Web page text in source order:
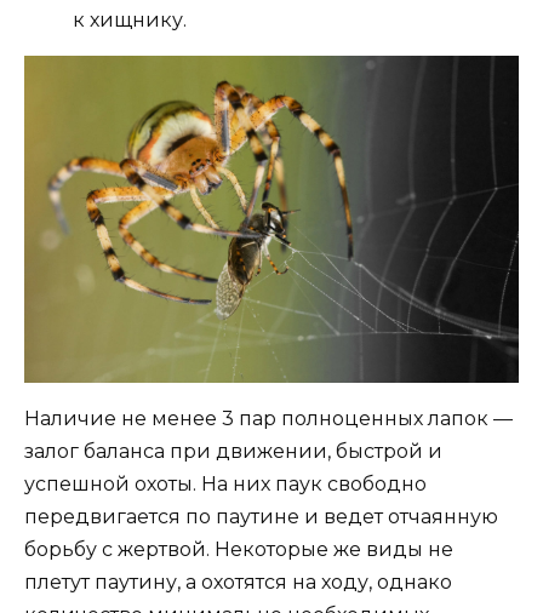
к хищнику.
Наличие не менее 3 пар полноценных лапок —
залог баланса при движении, быстрой и
успешной охоты. На них паук свободно
передвигается по паутине и ведет отчаянную
борьбу с жертвой. Некоторые же виды не
плетут паутину, а охотятся на ходу, однако